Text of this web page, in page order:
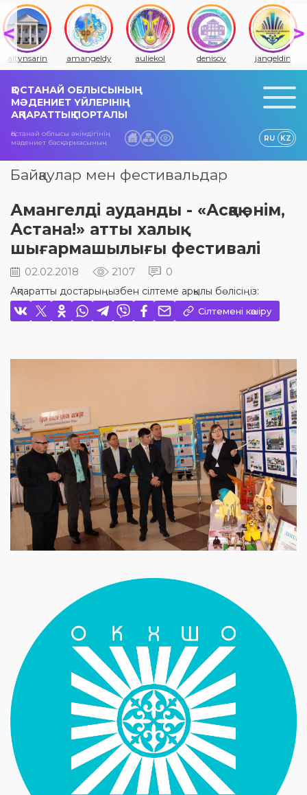
altynsarin amangeldy auliekol denisov jangeldin
ҚОСТАНАЙ ОБЛЫСЫНЫҢ
МӘДЕНИЕТ ҮЙЛЕРІНІҢ
АҚПАРАТТЫҚ ПОРТАЛЫ
Қостанай облысы әкімдігінің
мәдениет басқармасының
RU KZ
Байқаулар мен фестивальдар
Амангелді ауданды - «Асқақ әнім,
Астана!» атты халық
шығармашылығы фестивалі
02.02.2018 2107 0
Ақпаратты достарыңызбен сілтеме арқылы бөлісіңіз:
Сілтемені көшіру